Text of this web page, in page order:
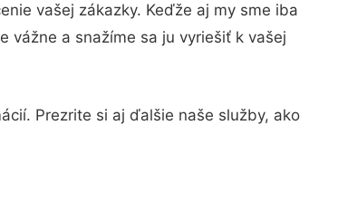
vašej zákazky. Keďže aj my sme iba
vážne a snažíme sa ju vyriešiť k vašej
Prezrite si aj ďalšie naše služby, ako